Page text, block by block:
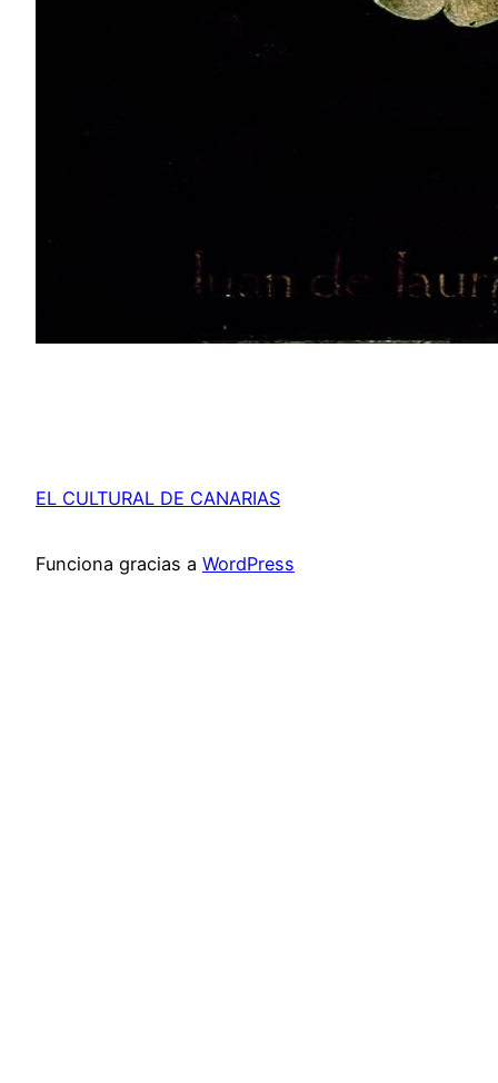
EL CULTURAL DE CANARIAS
Funciona gracias a WordPress